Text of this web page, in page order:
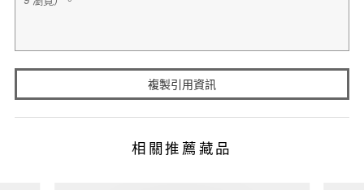
複製引用資訊
相關推薦藏品